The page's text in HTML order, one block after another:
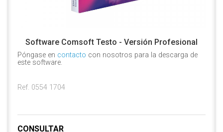
Software Comsoft Testo - Versión Profesional
Póngase en contacto con nosotros para la descarga de
este software.
Ref. 0554 1704
CONSULTAR